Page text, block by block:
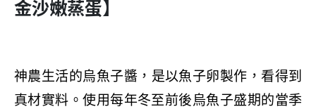
金沙嫩蒸蛋】
神農生活的烏魚子醬，是以魚子卵製作，看得到
真材實料。使用每年冬至前後烏魚子盛期的當季